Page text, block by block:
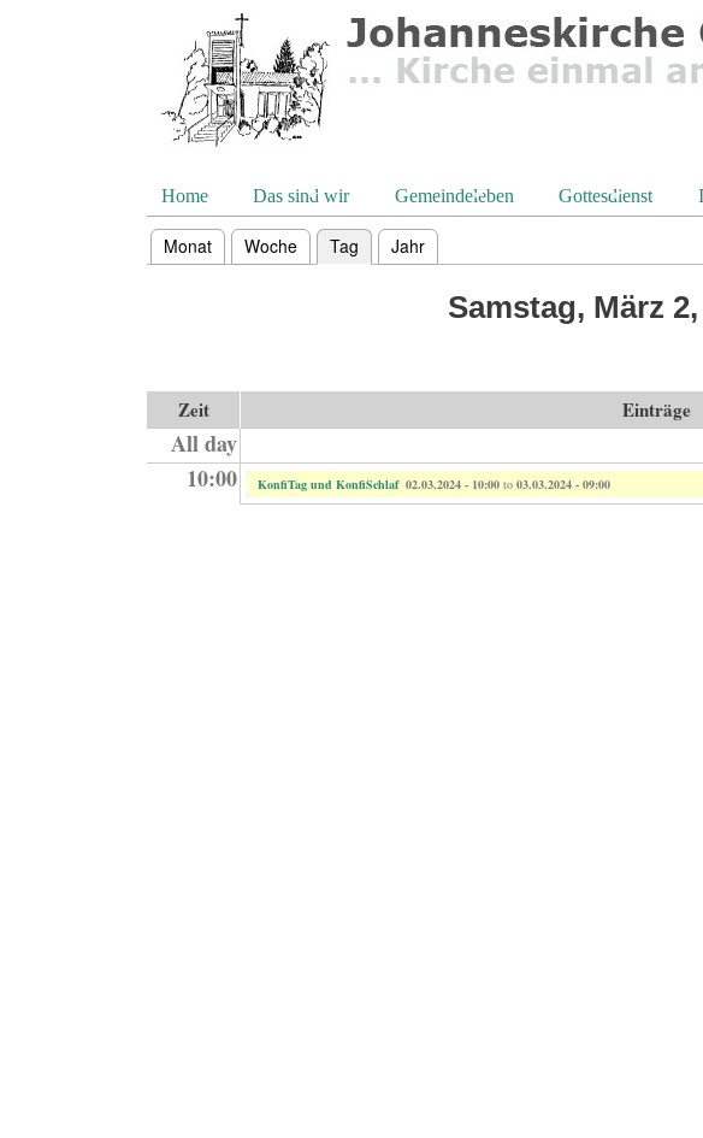
Home Das sind wir Gemeindeleben Gottesdienst
Haupt-Reiter
Monat Woche Tag (aktiver Reiter)
Jahr
Samstag, März 2,
Zeit Einträge
All day
10:00
KonfiTag und KonfiSchlaf 02.03.2024 - 10:00to 03.03.2024 - 09:00